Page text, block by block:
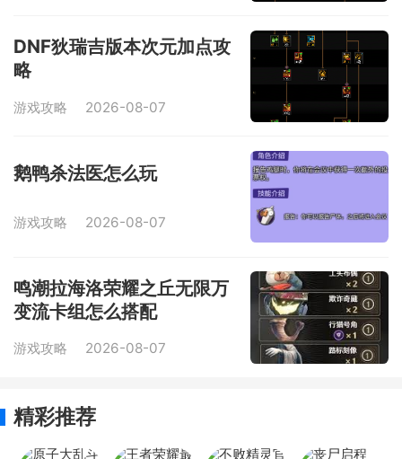
DNF狄瑞吉版本次元加点攻
略
游戏攻略 2026-08-07
鹅鸭杀法医怎么玩
游戏攻略 2026-08-07
鸣潮拉海洛荣耀之丘无限万
变流卡组怎么搭配
游戏攻略 2026-08-07
精彩推荐